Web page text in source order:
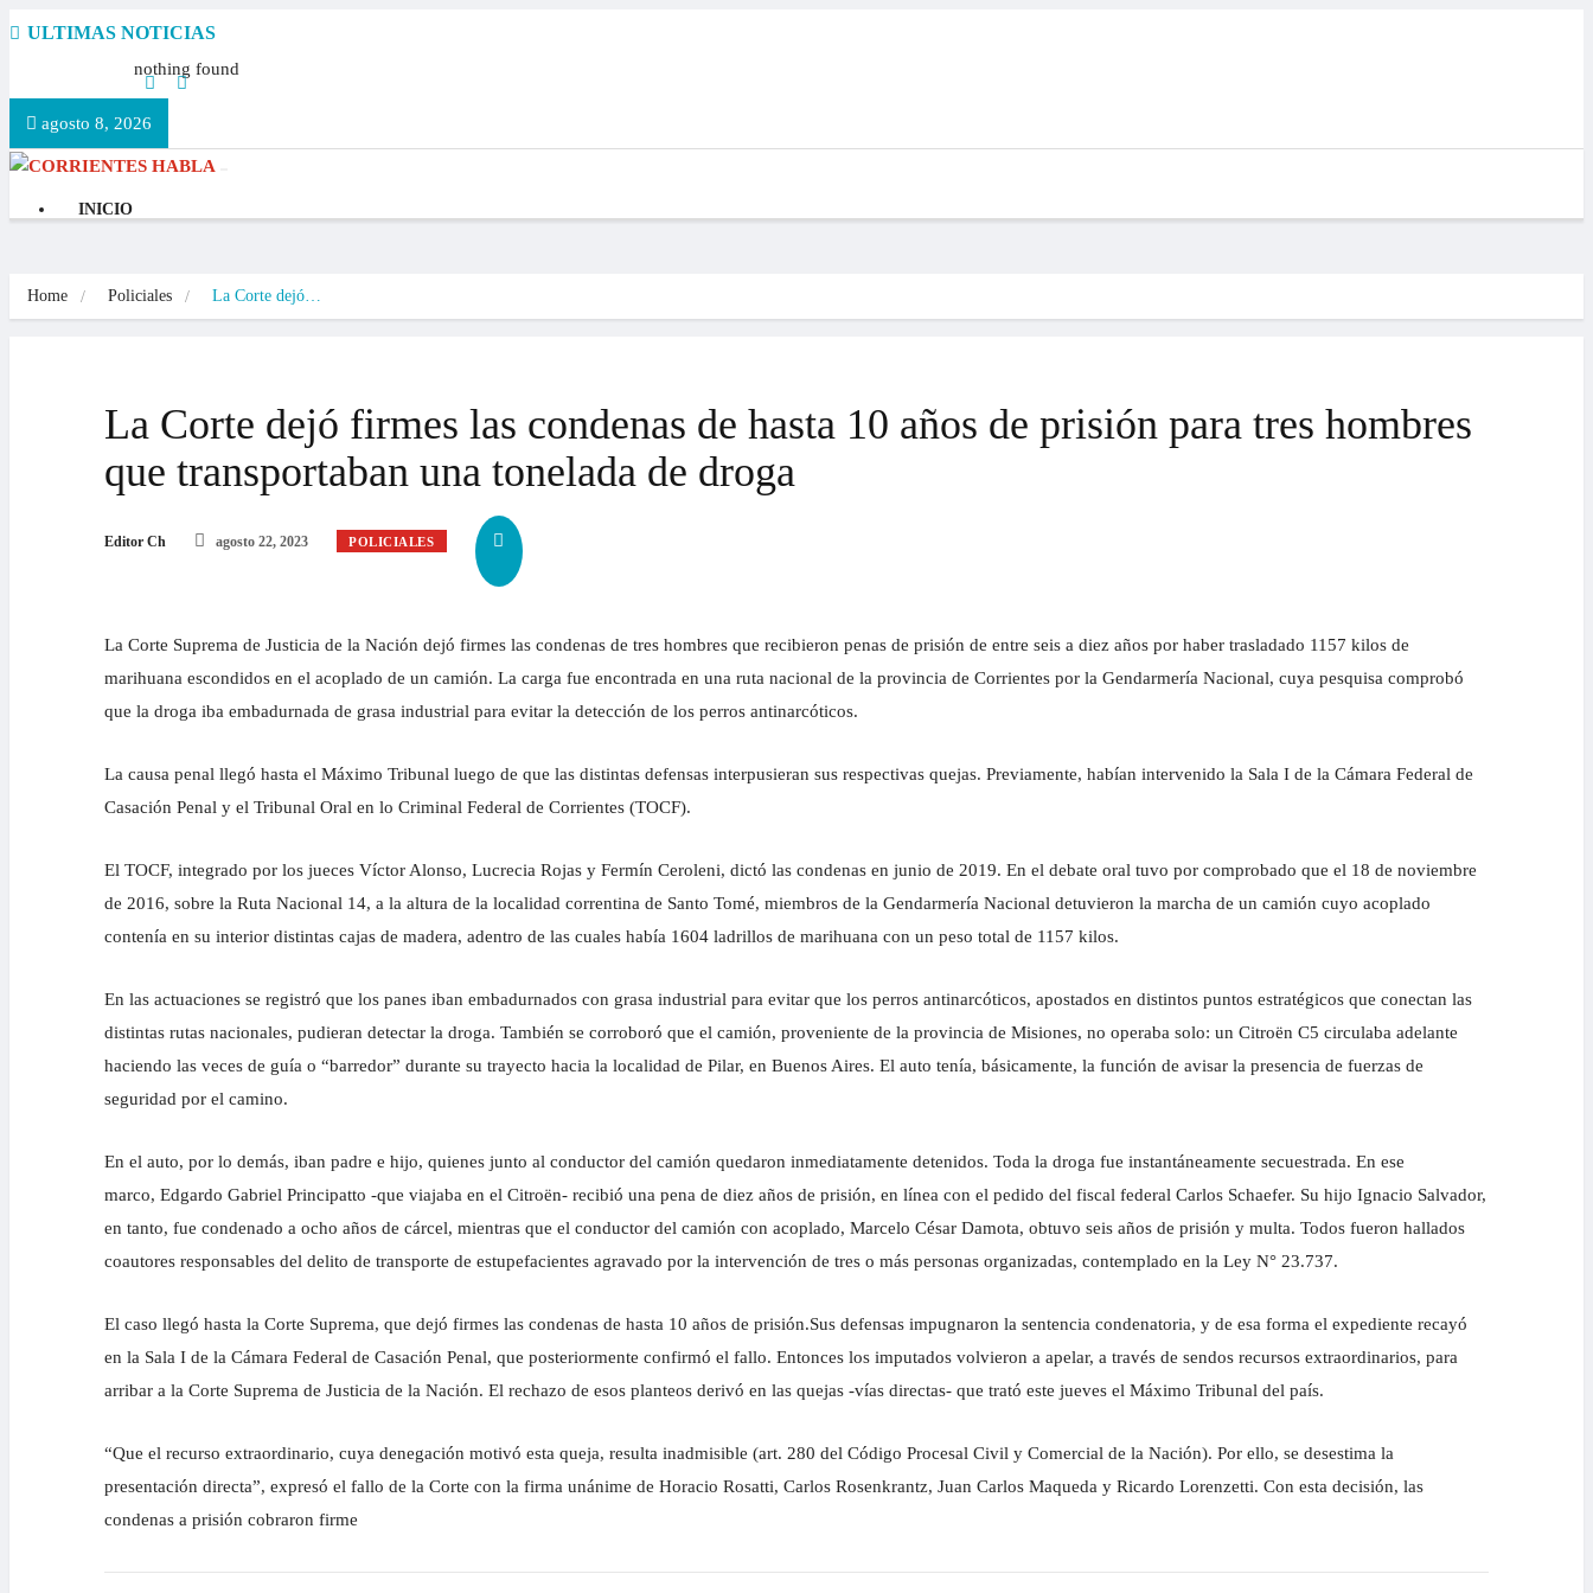
nothing found
agosto 8, 2026
INICIO
INTERIOR
Home Policiales La Corte dejó…
La Corte dejó firmes las condenas de hasta 10 años de prisión para tres hombres
que transportaban una tonelada de droga
Editor Ch agosto 22, 2023 POLICIALES
La Corte Suprema de Justicia de la Nación dejó firmes las condenas de tres hombres que recibieron penas de prisión de entre seis a diez años por haber trasladado 1157 kilos de
marihuana escondidos en el acoplado de un camión. La carga fue encontrada en una ruta nacional de la provincia de Corrientes por la Gendarmería Nacional, cuya pesquisa comprobó
que la droga iba embadurnada de grasa industrial para evitar la detección de los perros antinarcóticos.
La causa penal llegó hasta el Máximo Tribunal luego de que las distintas defensas interpusieran sus respectivas quejas. Previamente, habían intervenido la Sala I de la Cámara Federal de
Casación Penal y el Tribunal Oral en lo Criminal Federal de Corrientes (TOCF).
El TOCF, integrado por los jueces Víctor Alonso, Lucrecia Rojas y Fermín Ceroleni, dictó las condenas en junio de 2019. En el debate oral tuvo por comprobado que el 18 de noviembre
de 2016, sobre la Ruta Nacional 14, a la altura de la localidad correntina de Santo Tomé, miembros de la Gendarmería Nacional detuvieron la marcha de un camión cuyo acoplado
contenía en su interior distintas cajas de madera, adentro de las cuales había 1604 ladrillos de marihuana con un peso total de 1157 kilos.
En las actuaciones se registró que los panes iban embadurnados con grasa industrial para evitar que los perros antinarcóticos, apostados en distintos puntos estratégicos que conectan las
distintas rutas nacionales, pudieran detectar la droga. También se corroboró que el camión, proveniente de la provincia de Misiones, no operaba solo: un Citroën C5 circulaba adelante
haciendo las veces de guía o “barredor” durante su trayecto hacia la localidad de Pilar, en Buenos Aires. El auto tenía, básicamente, la función de avisar la presencia de fuerzas de
seguridad por el camino.
En el auto, por lo demás, iban padre e hijo, quienes junto al conductor del camión quedaron inmediatamente detenidos. Toda la droga fue instantáneamente secuestrada. En ese
marco, Edgardo Gabriel Principatto -que viajaba en el Citroën- recibió una pena de diez años de prisión, en línea con el pedido del fiscal federal Carlos Schaefer. Su hijo Ignacio Salvador,
en tanto, fue condenado a ocho años de cárcel, mientras que el conductor del camión con acoplado, Marcelo César Damota, obtuvo seis años de prisión y multa. Todos fueron hallados
coautores responsables del delito de transporte de estupefacientes agravado por la intervención de tres o más personas organizadas, contemplado en la Ley N° 23.737.
El caso llegó hasta la Corte Suprema, que dejó firmes las condenas de hasta 10 años de prisión.Sus defensas impugnaron la sentencia condenatoria, y de esa forma el expediente recayó
en la Sala I de la Cámara Federal de Casación Penal, que posteriormente confirmó el fallo. Entonces los imputados volvieron a apelar, a través de sendos recursos extraordinarios, para
arribar a la Corte Suprema de Justicia de la Nación. El rechazo de esos planteos derivó en las quejas -vías directas- que trató este jueves el Máximo Tribunal del país.
“Que el recurso extraordinario, cuya denegación motivó esta queja, resulta inadmisible (art. 280 del Código Procesal Civil y Comercial de la Nación). Por ello, se desestima la
presentación directa”, expresó el fallo de la Corte con la firma unánime de Horacio Rosatti, Carlos Rosenkrantz, Juan Carlos Maqueda y Ricardo Lorenzetti. Con esta decisión, las
condenas a prisión cobraron firme